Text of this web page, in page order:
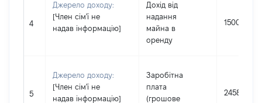
4
Джерело доходу:
[Член сім'ї не
надав інформацію]
Дохід від
надання
майна в
оренду
15000
5
Джерело доходу:
[Член сім'ї не
надав інформацію]
Заробітна
плата
(грошове
245892